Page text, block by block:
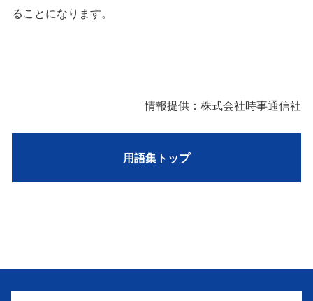
ることになります。
情報提供：株式会社時事通信社
用語集トップ